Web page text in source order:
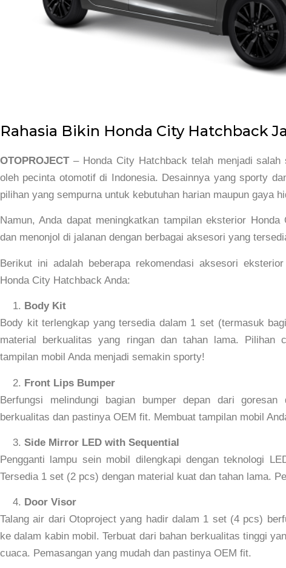
Rahasia Bikin Honda City Hatchback
OTOPROJECT– Honda City Hatchback telah menjadi salah
oleh pecinta otomotif di Indonesia. Desainnya yang sporty
pilihan yang sempurna untuk kebutuhan harian maupun gaya
Namun, Anda dapat meningkatkan tampilan eksterior
dan menonjol di jalanan dengan berbagai aksesori yang
Berikut ini adalah beberapa rekomendasi aksesori
Honda City Hatchback Anda:
Body Kit
Body kit terlengkap yang tersedia dalam 1 set (termasuk
material berkualitas yang ringan dan tahan lama. Pilihan
tampilan mobil Anda menjadi semakin sporty!
Front Lips Bumper
Berfungsi melindungi bagian bumper depan dari
berkualitas dan pastinya OEM fit. Membuat tampilan mobil
Side Mirror LED with Sequential
Pengganti lampu sein mobil dilengkapi dengan teknologi
Tersedia 1 set (2 pcs) dengan material kuat dan tahan lama.
Door Visor
Talang air dari Otoproject yang hadir dalam 1 set (4 pcs)
ke dalam kabin mobil. Terbuat dari bahan berkualitas tinggi
cuaca. Pemasangan yang mudah dan pastinya OEM fit.